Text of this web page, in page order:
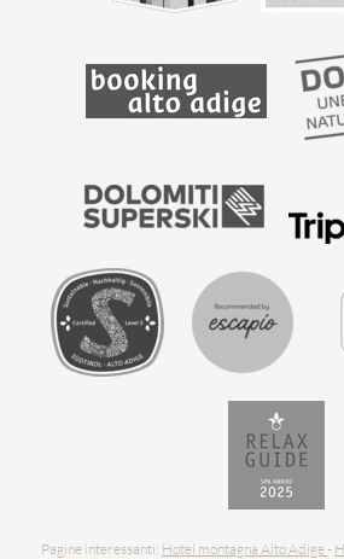
Pagine interessanti: Hotel montagna Alto Adige-